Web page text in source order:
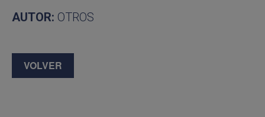
AUTOR: OTROS
VOLVER